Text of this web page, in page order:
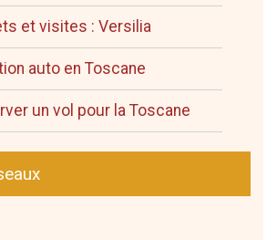
et visites : Versilia
auto en Toscane
un vol pour la Toscane